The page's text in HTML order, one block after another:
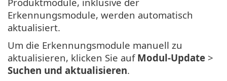
Erkennungsmodule, werden automatisch
aktualisiert.
Um die Erkennungsmodule manuell zu
aktualisieren, klicken Sie auf Modul-Update >
Suchen und aktualisieren.